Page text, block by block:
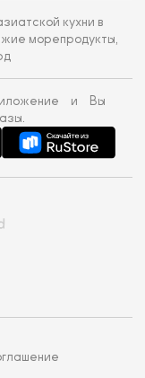
кухни в
морепродукты,
и Вы